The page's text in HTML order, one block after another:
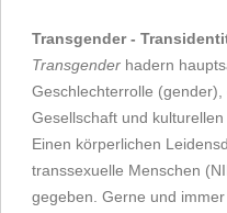
Transgender -
Transgender hadern
Geschlechterrolle
Gesellschaft und
Einen körperlichen
transsexuelle Menschen
gegeben. Gerne und